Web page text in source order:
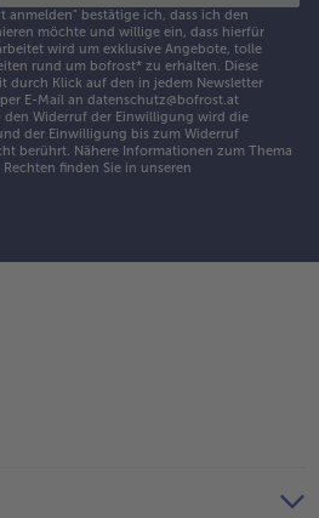
anmelden" bestätige ich, dass ich den
möchte und willige ein, dass hierfür
wird um exklusive Angebote, tolle
rund um bofrost* zu erhalten. Diese
durch Klick auf den in jedem Newsletter
E-Mail an datenschutz@bofrost.at
Widerruf der Einwilligung wird die
der Einwilligung bis zum Widerruf
berührt. Nähere Informationen zum Thema
finden Sie in unseren